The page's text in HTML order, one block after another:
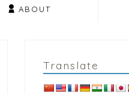
ABOUT
Translate